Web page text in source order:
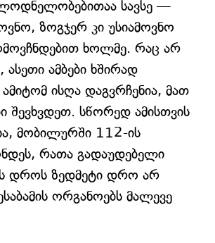
სავსე —
ზოგჯერ კი უსიამოვნო
ხოლმე. რაც არ
ამბები ხშირად
ისღა დაგვრჩენია, მათ
შევხვდეთ. სწორედ ამისთვის
მობილურში 112-ის
რათა გადაუდებელი
დროს ზედმეტი დრო არ
ორგანოებს მალევე